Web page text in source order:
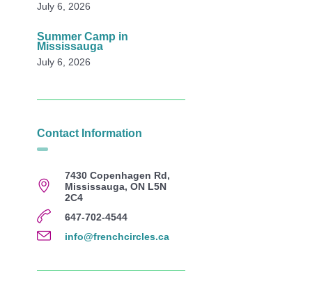
July 6, 2026
Summer Camp in
Mississauga
July 6, 2026
Contact Information
7430 Copenhagen Rd,
Mississauga, ON L5N
2C4
647-702-4544
info@frenchcircles.ca